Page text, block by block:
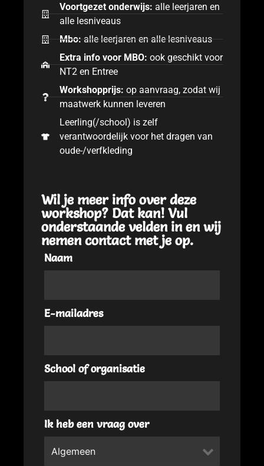
Voortgezet onderwijs: alle leerjaren en
alle lesniveaus
Mbo:alle leerjaren en alle lesniveaus
Extra info voor MBO: ook geschikt voor
NT2 en Entree
Workshopprijs: op aanvraag, zodat wij
maatwerk kunnen leveren
Leerling(/school) is zelf
verantwoordelijk voor het dragen van
oude-/verfkleding
Wil je meer info over deze
workshop? Dat kan! Vul
onderstaande velden in en wij
nemen contact met je op.
Naam
E-mailadres
School of organisatie
Ik heb een vraag over